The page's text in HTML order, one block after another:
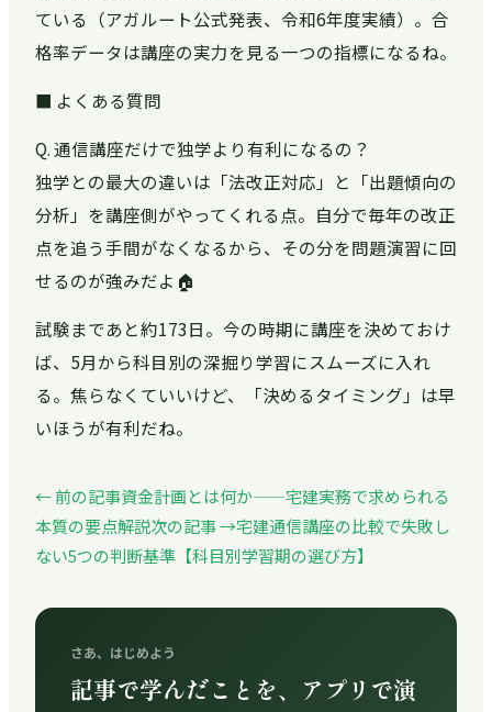
ている（アガルート公式発表、令和6年度実績）。合
格率データは講座の実力を見る一つの指標になるね。
■ よくある質問
Q. 通信講座だけで独学より有利になるの？
独学との最大の違いは「法改正対応」と「出題傾向の
分析」を講座側がやってくれる点。自分で毎年の改正
点を追う手間がなくなるから、その分を問題演習に回
せるのが強みだよ🏠
試験まであと約173日。今の時期に講座を決めておけ
ば、5月から科目別の深掘り学習にスムーズに入れ
る。焦らなくていいけど、「決めるタイミング」は早
いほうが有利だね。
← 前の記事資金計画とは何か——宅建実務で求められる
本質の要点解説次の記事 →宅建通信講座の比較で失敗し
ない5つの判断基準【科目別学習期の選び方】
さあ、はじめよう
記事で学んだことを、アプリで演